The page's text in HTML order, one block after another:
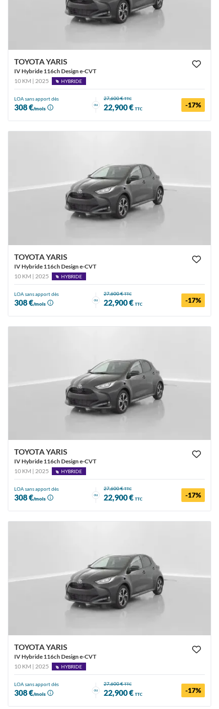
TOYOTA YARIS
IV Hybride 116ch Design e-CVT
10 KM | 2025
HYBRIDE
LOA sans apport dès
308 €/mois
ou
27,600 €TTC
22,900 € TTC -17%
TOYOTA YARIS
IV Hybride 116ch Design e-CVT
10 KM | 2025
HYBRIDE
LOA sans apport dès
308 €/mois
ou
27,600 €TTC
22,900 € TTC -17%
TOYOTA YARIS
IV Hybride 116ch Design e-CVT
10 KM | 2025
HYBRIDE
LOA sans apport dès
308 €/mois
ou
27,600 €TTC
22,900 € TTC -17%
TOYOTA YARIS
IV Hybride 116ch Design e-CVT
10 KM | 2025
HYBRIDE
LOA sans apport dès
308 €/mois
ou
27,600 €TTC
22,900 € TTC -17%